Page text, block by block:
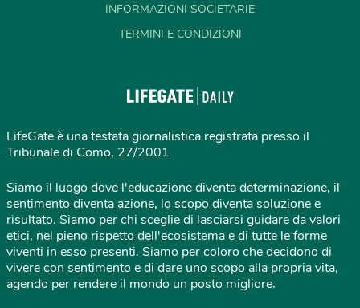
INFORMAZIONI SOCIETARIE
TERMINI E CONDIZIONI
LifeGate è una testata giornalistica registrata presso il
Tribunale di Como, 27/2001
Siamo il luogo dove l'educazione diventa determinazione, il
sentimento diventa azione, lo scopo diventa soluzione e
risultato. Siamo per chi sceglie di lasciarsi guidare da valori
etici, nel pieno rispetto dell'ecosistema e di tutte le forme
viventi in esso presenti. Siamo per coloro che decidono di
vivere con sentimento e di dare uno scopo alla propria vita,
agendo per rendere il mondo un posto migliore.